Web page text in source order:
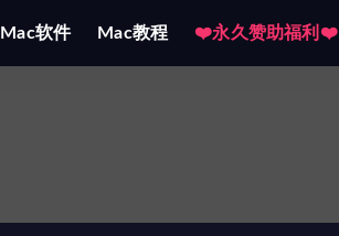
Mac软件 Mac教程 ❤️永久赞助福利❤️